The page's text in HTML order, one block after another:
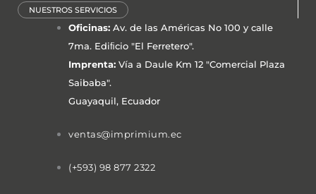
NUESTROS SERVICIOS
Oficinas: Av. de las Américas No 100 y calle
7ma. Ediﬁcio "El Ferretero".
Imprenta: Vía a Daule Km 12 "Comercial Plaza
Saibaba".
Guayaquil, Ecuador
ventas@imprimium.ec
(+593) 98 877 2322